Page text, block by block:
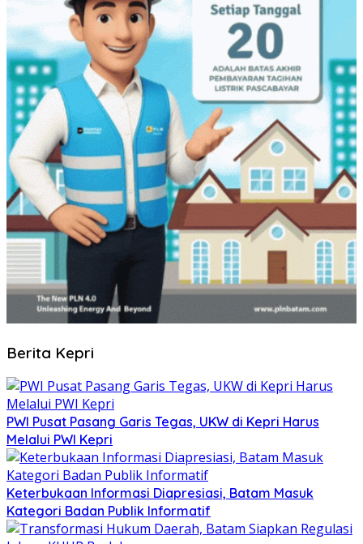
Berita Kepri
PWI Pusat Pasang Garis Tegas, UKW di Kepri Harus
Melalui PWI Kepri
Keterbukaan Informasi Diapresiasi, Batam Masuk
Kategori Badan Publik Informatif